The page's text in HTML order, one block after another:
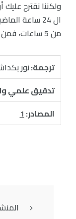
ولكننا نقترح
ال 24 ساعة
من 5 ساعات، فمن الأفضل لك ألا تقود السيارة.
ترجمة:نور
تدقيق علمي
المصادر:1